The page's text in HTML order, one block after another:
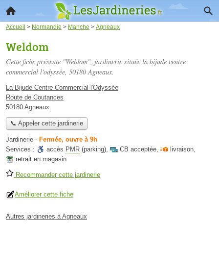
Accueil > Normandie > Manche > Agneaux
Weldom
Cette fiche présente "Weldom", jardinerie située la bijude centre
commercial l'odyssée, 50180 Agneaux.
La Bijude Centre Commercial l'Odyssée
Route de Coutances
50180 Agneaux
📞 Appeler cette jardinerie
Jardinerie - Fermée, ouvre à 9h
Services :
accès PMR (parking), CB acceptée, livraison,
retrait en magasin
Recommander cette jardinerie
Améliorer cette fiche
Autres jardineries à Agneaux